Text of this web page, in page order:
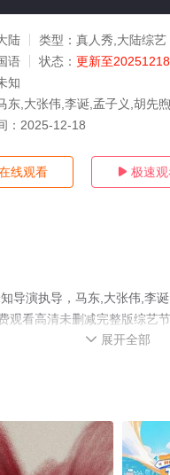
陆 类型： 真人秀,大陆综艺
语 状态： 更新至
知
东,大张伟,李诞,孟子义,胡先
： 2025-12-18
线观看  极速
导演执导，马东,大张伟,李
观看高清未删减完整版综艺
 展开全部